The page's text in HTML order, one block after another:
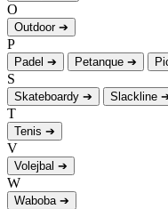
O
Outdoor ➔
P
Padel ➔ Petanque ➔
S
Skateboardy ➔ Slackline
T
Tenis ➔
V
Volejbal ➔
W
Waboba ➔